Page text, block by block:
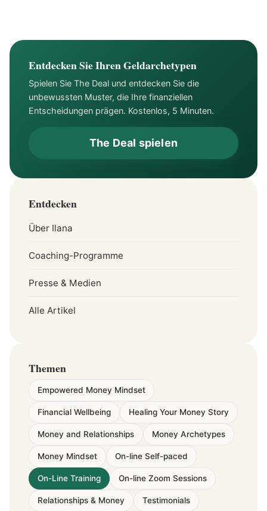
Entdecken Sie Ihren Geldarchetypen
Spielen Sie The Deal und entdecken Sie die
unbewussten Muster, die Ihre finanziellen
Entscheidungen prägen. Kostenlos, 5 Minuten.
The Deal spielen
Entdecken
Über Ilana
Coaching-Programme
Presse & Medien
Alle Artikel
Themen
Empowered Money Mindset
Financial Wellbeing Healing Your Money Story
Money and Relationships Money Archetypes
Money Mindset On-line Self-paced
On-Line Training On-line Zoom Sessions
Relationships & Money Testimonials